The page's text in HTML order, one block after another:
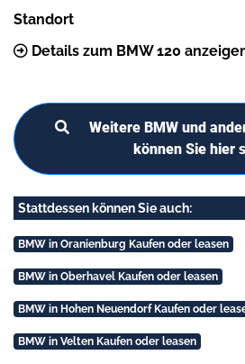
Standort
Details zum BMW 120
Weitere BMW und
können Sie hier
Stattdessen können Sie auch:
BMW in Oranienburg Kaufen oder leasen
BMW in Oberhavel Kaufen oder leasen
BMW in Hohen Neuendorf Kaufen oder
BMW in Velten Kaufen oder leasen